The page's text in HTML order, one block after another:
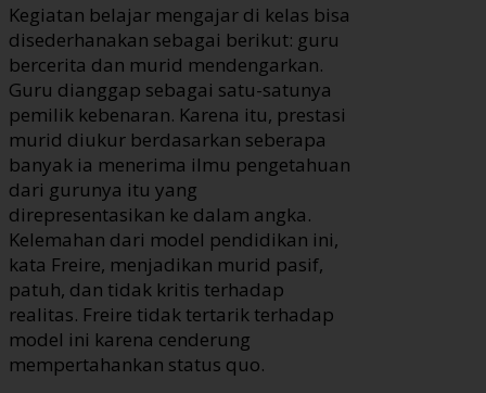
Kegiatan belajar mengajar di kelas bisa
disederhanakan sebagai berikut: guru
bercerita dan murid mendengarkan.
Guru dianggap sebagai satu-satunya
pemilik kebenaran. Karena itu, prestasi
murid diukur berdasarkan seberapa
banyak ia menerima ilmu pengetahuan
dari gurunya itu yang
direpresentasikan ke dalam angka.
Kelemahan dari model pendidikan ini,
kata Freire, menjadikan murid pasif,
patuh, dan tidak kritis terhadap
realitas. Freire tidak tertarik terhadap
model ini karena cenderung
mempertahankan status quo.